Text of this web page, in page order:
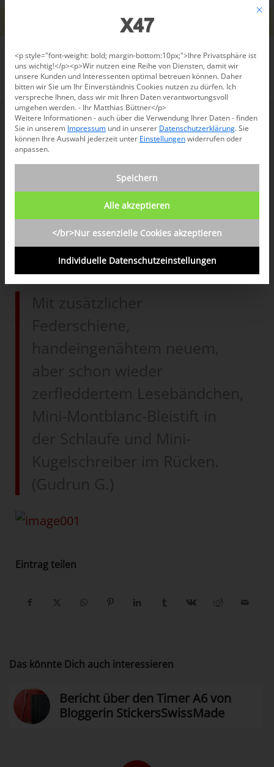
X47@X47.com
/ News-Blog / Allgemein / Das alte Schätzchen!
Das alte Schätzchen!
Wir freuen uns immer, wenn Kunden
unsere Produkte nutzen, vor allem, wenn
sie diese langfristig nutzen. Gudrun G.
schickt uns jetzt ein Foto von ihrem alten
Schätzchen.
Eintrag teilen
Das könnte Dich auch interessieren
Bericht über den Timer A6 von
Bloggerin StickersSwissMade
Mit
Datenschutzeinstellungen
<p style="font-weight: bold; margin-bottom:10px;">Ihre Privatsphäre ist
uns wichtig!</p><p>Wir nutzen eine Reihe von Diensten, damit wir
unsere Kunden und Interessenten optimal betreuen können. Daher
bitten wir Sie um Ihr Einverständnis Cookies nutzen zu dürfen. Ich
verspreche Ihnen, dass wir mit Ihren Daten verantwortungsvoll
umgehen werden. - Ihr Matthias Büttner</p>
Weitere Informationen - auch über die Verwendung Ihrer Daten - finden
Sie in unserem Impressum und in unserer Datenschutzerklärung.Sie
können Ihre Auswahl jederzeit unter Einstellungenwiderrufen oder
anpassen.
Speichern
Alle akzeptieren
</br>Nur essenzielle Cookies akzeptieren
Individuelle Datenschutzeinstellungen